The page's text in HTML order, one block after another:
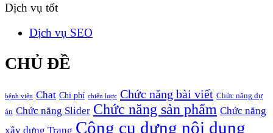
Dịch vụ tốt
Dịch vụ SEO
CHỦ ĐỀ
bệnh viện Chat Chi phí chiến lược Chức năng bài viết Chức năng dự
án Chức năng Slider Chức năng sản phẩm Chức năng
xây dựng Trang Công cụ dựng nội dung